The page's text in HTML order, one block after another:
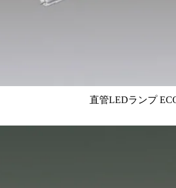
直管LEDランプ